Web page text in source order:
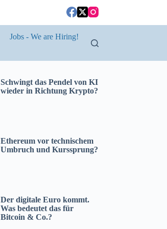
Jobs - We are Hiring!
Schwingt das Pendel von KI
wieder in Richtung Krypto?
Ethereum vor technischem
Umbruch und Kurssprung?
Der digitale Euro kommt.
Was bedeutet das für
Bitcoin & Co.?